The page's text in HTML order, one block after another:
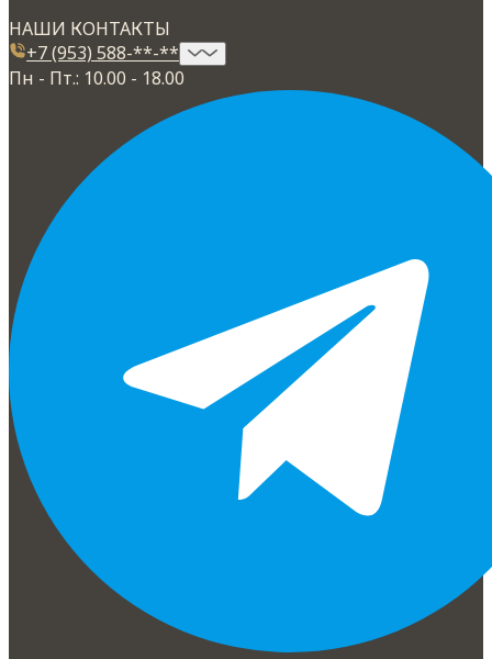
НАШИ КОНТАКТЫ
+7 (953) 588-**-**
Пн - Пт.: 10.00 - 18.00